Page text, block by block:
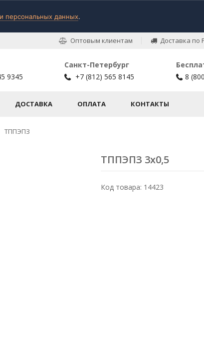
персональных данных.
Оптовым клиентам Доставка по
9345
Санкт-Петербург
+7 (812) 565 8145
8
ДОСТАВКА ОПЛАТА КОНТАКТЫ
ТППЭПЗ
ТППЭПЗ 3х0,5
Код товара: 14423